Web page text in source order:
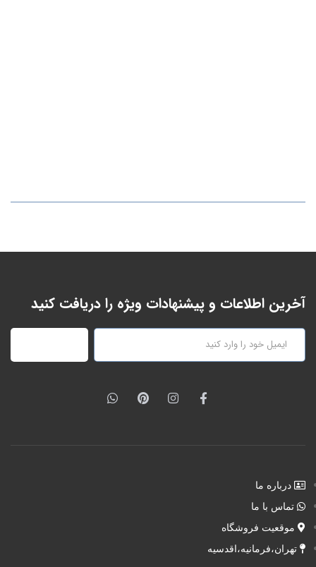
آخرین اطلاعات و پیشنهادات ویژه را دریافت کنید
درباره ما
تماس با ما
موقعیت فروشگاه
تهران،فرمانیه،اقدسیه